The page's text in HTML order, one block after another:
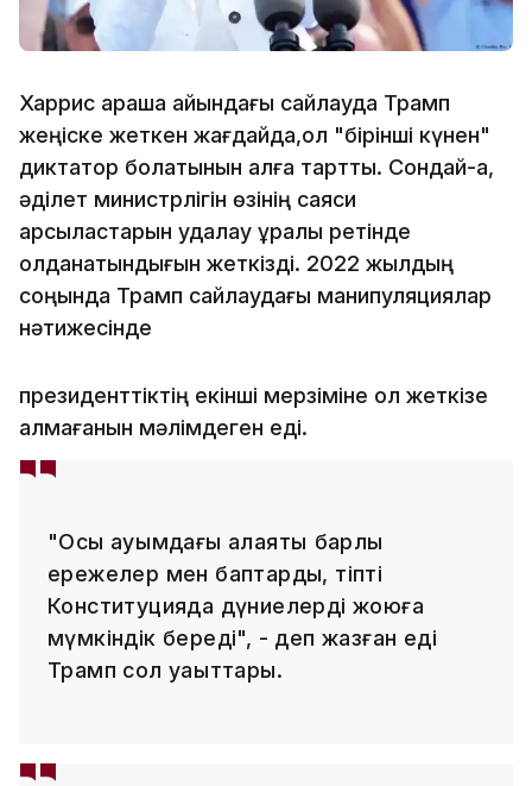
Харрис қараша айындағы сайлауда Трамп
жеңіске жеткен жағдайда,ол "бірінші күнен"
диктатор болатынын алға тартты. Сондай-ақ,
әділет министрлігін өзінің саяси
қарсыластарын қудалау құралы ретінде
қолданатындығын жеткізді. 2022 жылдың
соңында Трамп сайлаудағы манипуляциялар
нәтижесінде
президенттіктің екінші мерзіміне қол жеткізе
алмағанын мәлімдеген еді.
"Осы ауқымдағы алаяқтық барлық
ережелер мен баптарды, тіпті
Конституцияда дүниелерді жоюға
мүмкіндік береді", - деп жазған еді
Трамп сол уақыттары.